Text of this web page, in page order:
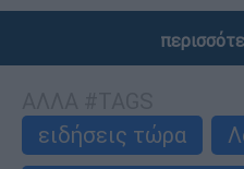
ειδήσεις τώρα